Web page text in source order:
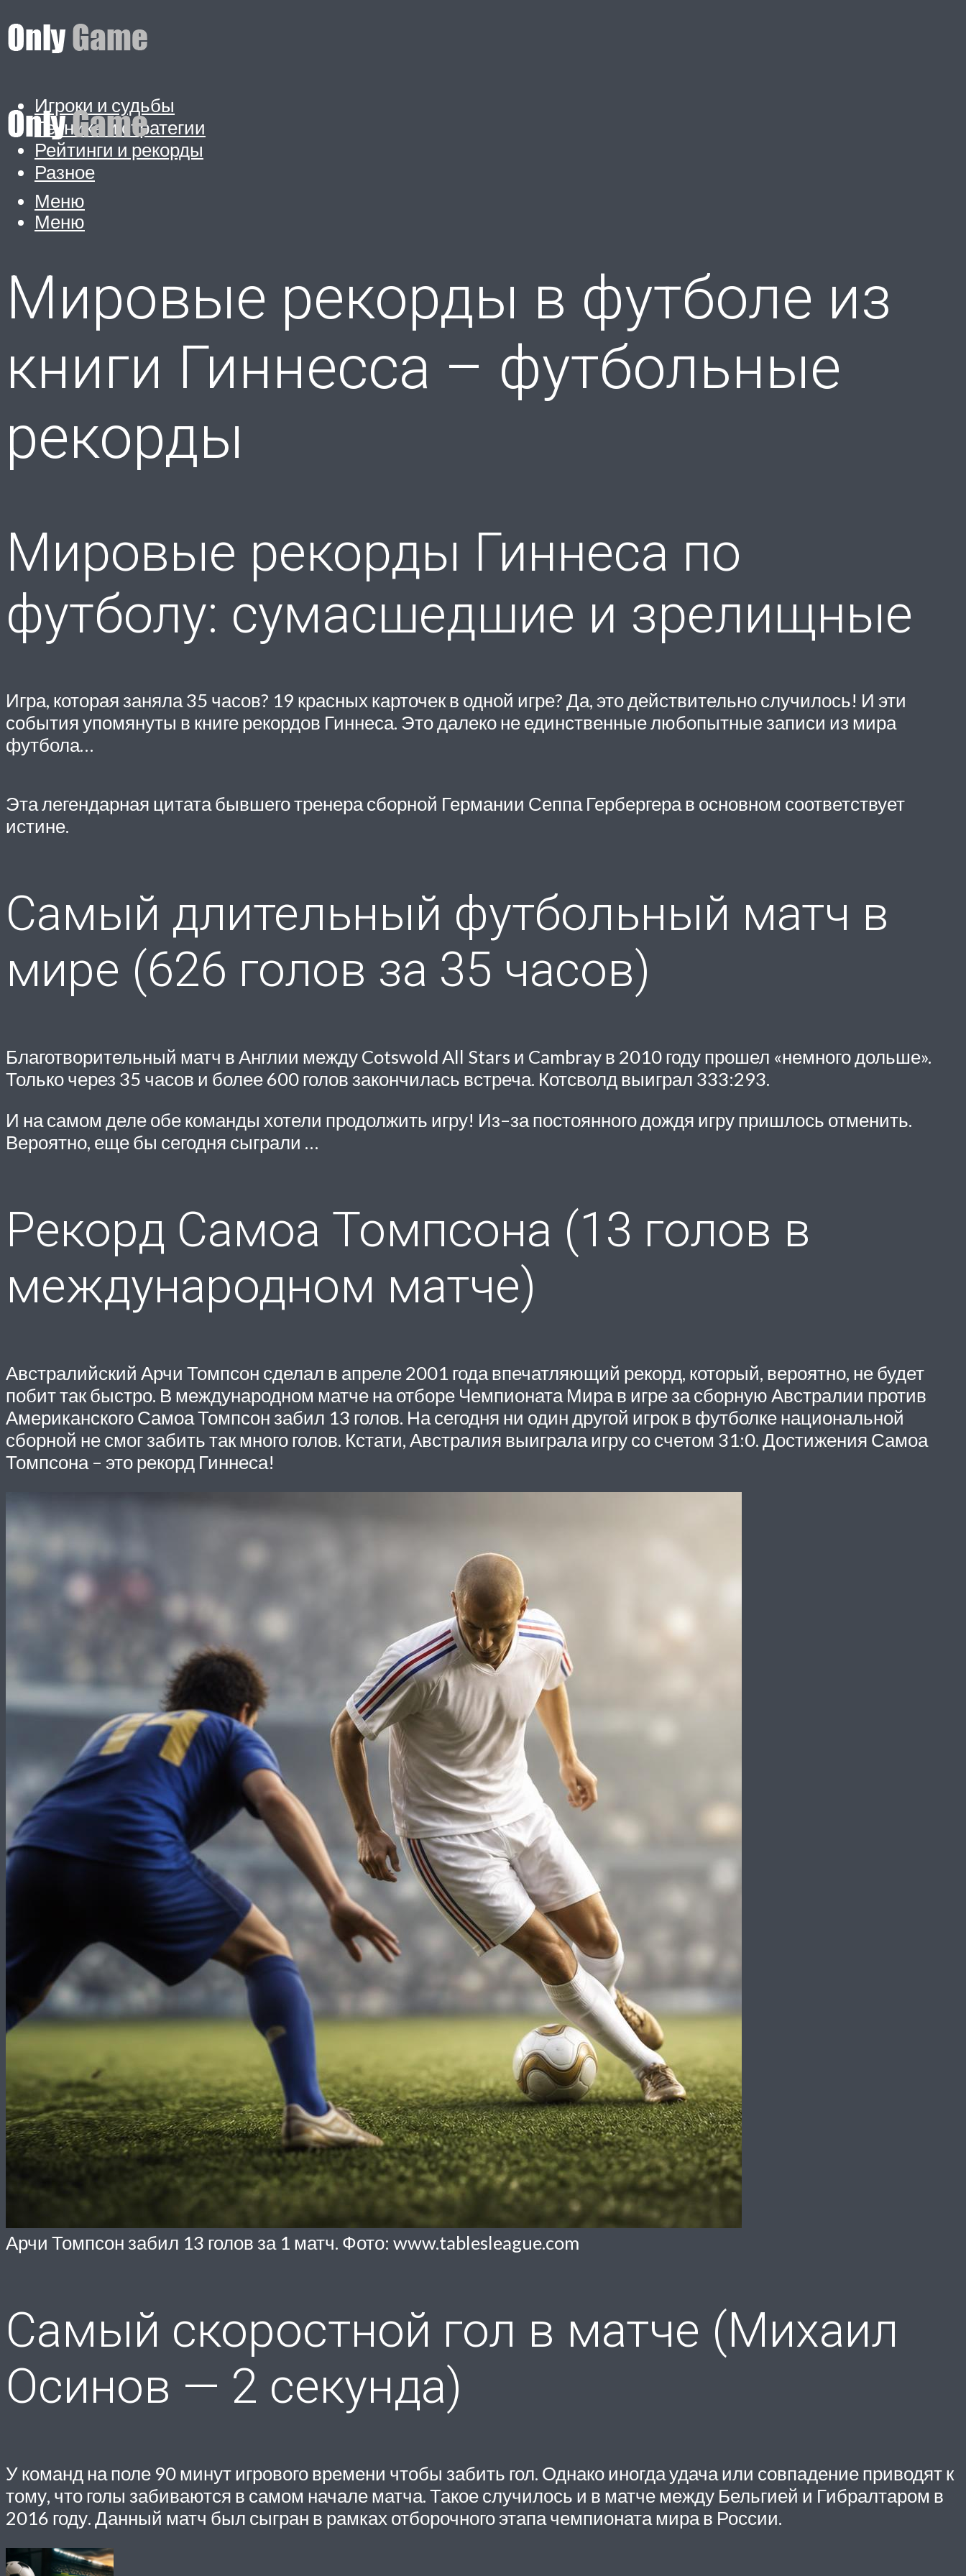
Игроки и судьбы
Техника и стратегии
Рейтинги и рекорды
Разное
Меню
Меню
Мировые рекорды в футболе из
книги Гиннесса – футбольные
рекорды
Мировые рекорды Гиннеса по
футболу: сумасшедшие и зрелищные
Игра, которая заняла 35 часов? 19 красных карточек в одной игре? Да, это действительно случилось! И эти
события упомянуты в книге рекордов Гиннеса. Это далеко не единственные любопытные записи из мира
футбола…
Эта легендарная цитата бывшего тренера сборной Германии Сеппа Гербергера в основном соответствует
истине.
Самый длительный футбольный матч в
мире (626 голов за 35 часов)
Благотворительный матч в Англии между Cotswold All Stars и Cambray в 2010 году прошел «немного дольше».
Только через 35 часов и более 600 голов закончилась встреча. Котсволд выиграл 333:293.
И на самом деле обе команды хотели продолжить игру! Из–за постоянного дождя игру пришлось отменить.
Вероятно, еще бы сегодня сыграли …
Рекорд Самоа Томпсона (13 голов в
международном матче)
Австралийский Арчи Томпсон сделал в апреле 2001 года впечатляющий рекорд, который, вероятно, не будет
побит так быстро. В международном матче на отборе Чемпионата Мира в игре за сборную Австралии против
Американского Самоа Томпсон забил 13 голов. На сегодня ни один другой игрок в футболке национальной
сборной не смог забить так много голов. Кстати, Австралия выиграла игру со счетом 31:0. Достижения Самоа
Томпсона – это рекорд Гиннеса!
Арчи Томпсон забил 13 голов за 1 матч. Фото: www.tablesleague.com
Самый скоростной гол в матче (Михаил
Осинов — 2 секунда)
У команд на поле 90 минут игрового времени чтобы забить гол. Однако иногда удача или совпадение приводят к
тому, что голы забиваются в самом начале матча. Такое случилось и в матче между Бельгией и Гибралтаром в
2016 году. Данный матч был сыгран в рамках отборочного этапа чемпионата мира в России.